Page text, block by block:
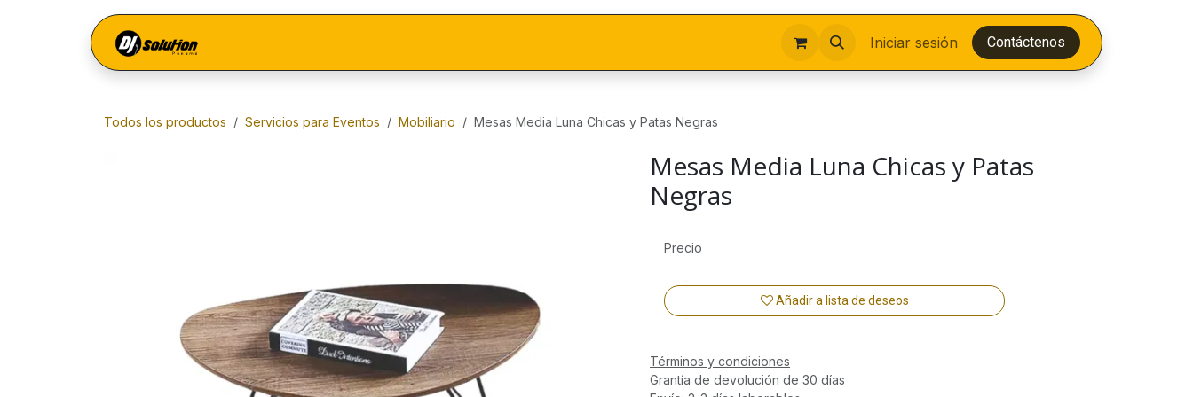
Iniciar sesión Contáctenos
Todos los productos Servicios para Eventos Mobiliario Mesas Media Luna Chicas y Patas Negras
Mesas Media Luna Chicas y Patas
Negras
Añadir a lista de deseos
Precio
Términos y condiciones
Grantía de devolución de 30 días